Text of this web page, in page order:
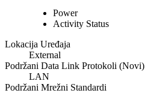
Power
Activity Status
Lokacija Uređaja
External
Podržani Data Link Protokoli (Novi)
LAN
Podržani Mrežni Standardi